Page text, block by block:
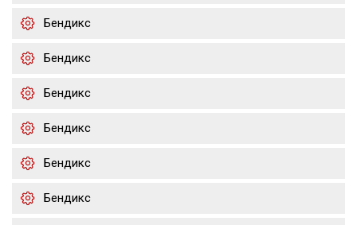
Бендикс
Бендикс
Бендикс
Бендикс
Бендикс
Бендикс